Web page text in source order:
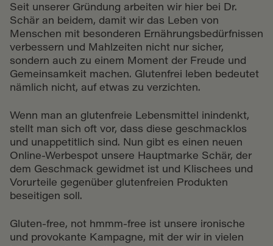
Seit unserer Gründung arbeiten wir hier bei Dr.
Schär an beidem, damit wir das Leben von
Menschen mit besonderen Ernährungsbedürfnissen
verbessern und Mahlzeiten nicht nur sicher,
sondern auch zu einem Moment der Freude und
Gemeinsamkeit machen. Glutenfrei leben bedeutet
nämlich nicht, auf etwas zu verzichten.
Wenn man an glutenfreie Lebensmittel inindenkt,
stellt man sich oft vor, dass diese geschmacklos
und unappetitlich sind. Nun gibt es einen neuen
Online-Werbespot unsere Hauptmarke Schär, der
dem Geschmack gewidmet ist und Klischees und
Vorurteile gegenüber glutenfreien Produkten
beseitigen soll.
Gluten-free, not hmmm-free ist unsere ironische
und provokante Kampagne, mit der wir in vielen